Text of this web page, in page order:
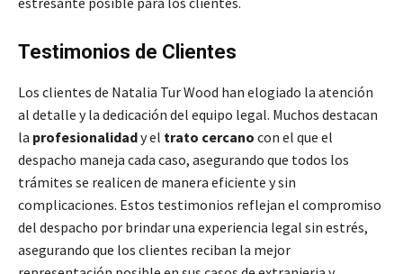
Testimonios de Clientes
Los clientes de Natalia Tur Wood han elogiado la atención
al detalle y la dedicación del equipo legal. Muchos destacan
la profesionalidady el trato cercano con el que el
despacho maneja cada caso, asegurando que todos los
trámites se realicen de manera eficiente y sin
complicaciones. Estos testimonios reflejan el compromiso
del despacho por brindar una experiencia legal sin estrés,
asegurando que los clientes reciban la mejor